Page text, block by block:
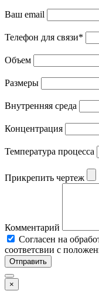
Ваш email
Телефон для связи*
Объем
Размеры
Внутренняя среда
Концентрация
Температура процесса
Прикрепить чертеж
Комментарий
Cогласен на
соответсвии с
Отправить
×